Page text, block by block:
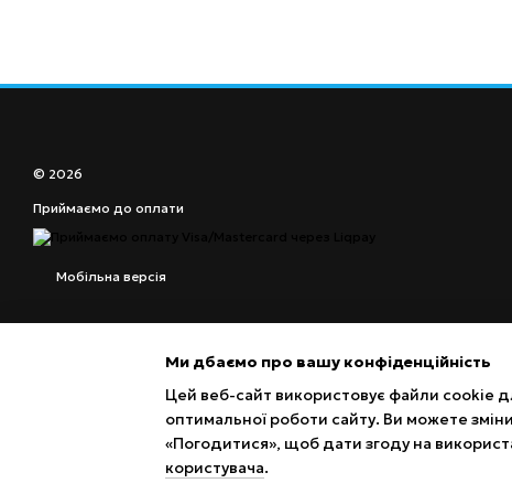
© 2026
Приймаємо до оплати
Мобільна версія
Ми дбаємо про вашу конфіденційність
Цей веб-сайт використовує файли cookie
оптимальної роботи сайту. Ви можете
«Погодитися», щоб дати згоду на
користувача.